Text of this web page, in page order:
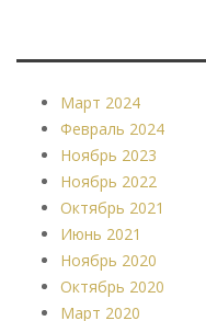
Март 2024
Февраль 2024
Ноябрь 2023
Ноябрь 2022
Октябрь 2021
Июнь 2021
Ноябрь 2020
Октябрь 2020
Март 2020